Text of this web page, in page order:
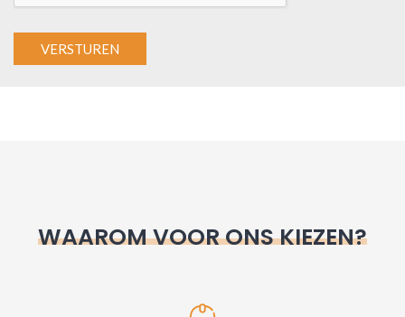
WAAROM VOOR ONS KIEZEN?